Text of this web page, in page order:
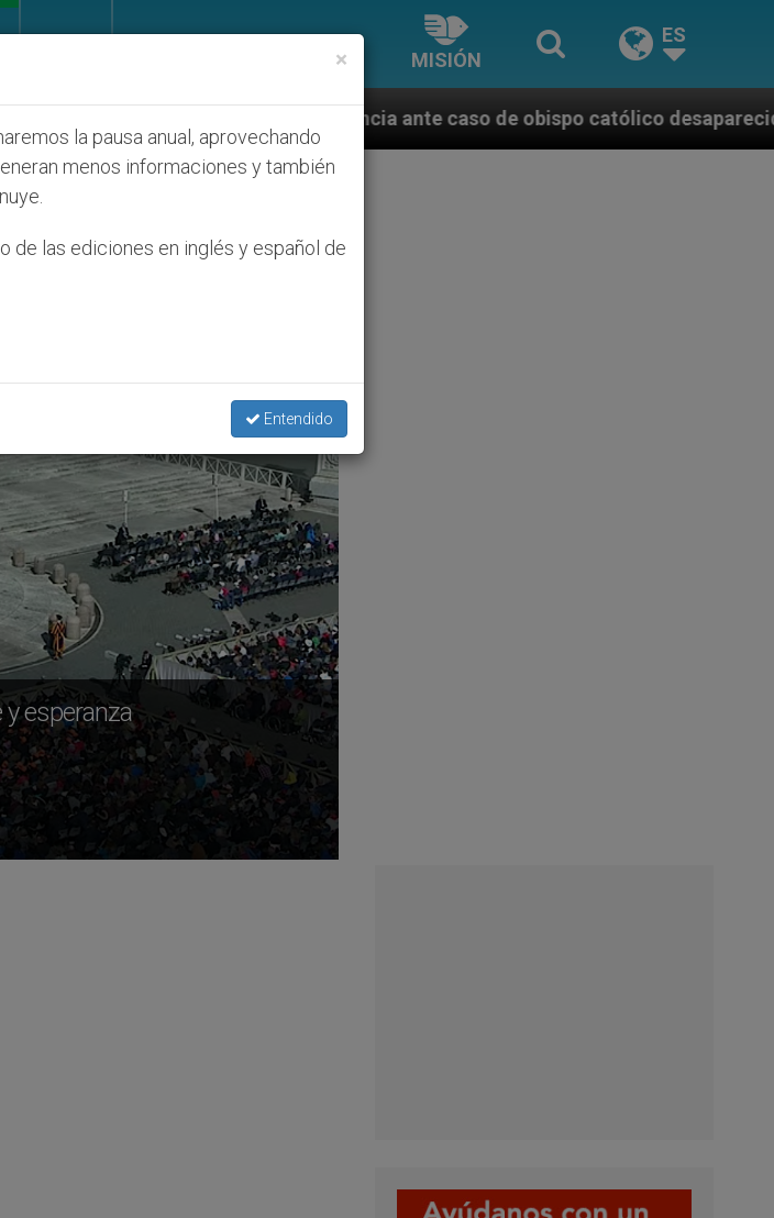
MISIÓN
ES
ONU se pronuncia ante caso de obispo católico desaparecido por la dictadura
y esperanza
×
la pausa anual, aprovechando
menos informaciones y también
de las ediciones en inglés y español de
Entendido